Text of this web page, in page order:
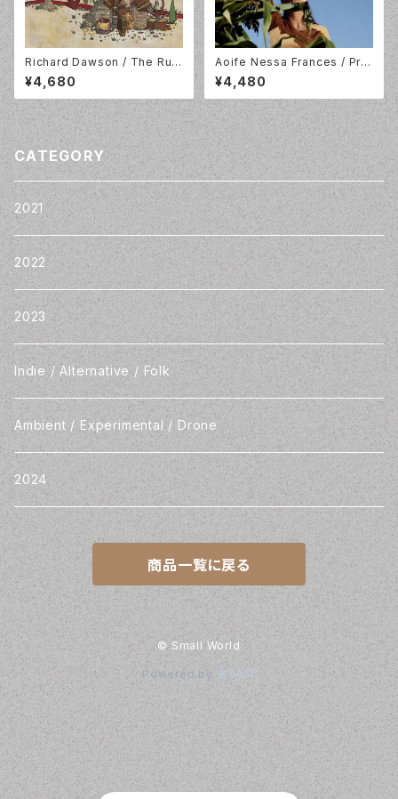
Richard Dawson / The Rub
y Chord / 2LP+DL / Domino
/ WEIRD149LPX
¥4,680
Aoife Nessa Frances / Prot
ector/ Colour Vinyl / Partis
an Records / PTKF3024-3
¥4,480
CATEGORY
2021
2022
2023
Indie / Alternative / Folk
Ambient / Experimental / Drone
2024
商品一覧に戻る
© Small World
Powered by